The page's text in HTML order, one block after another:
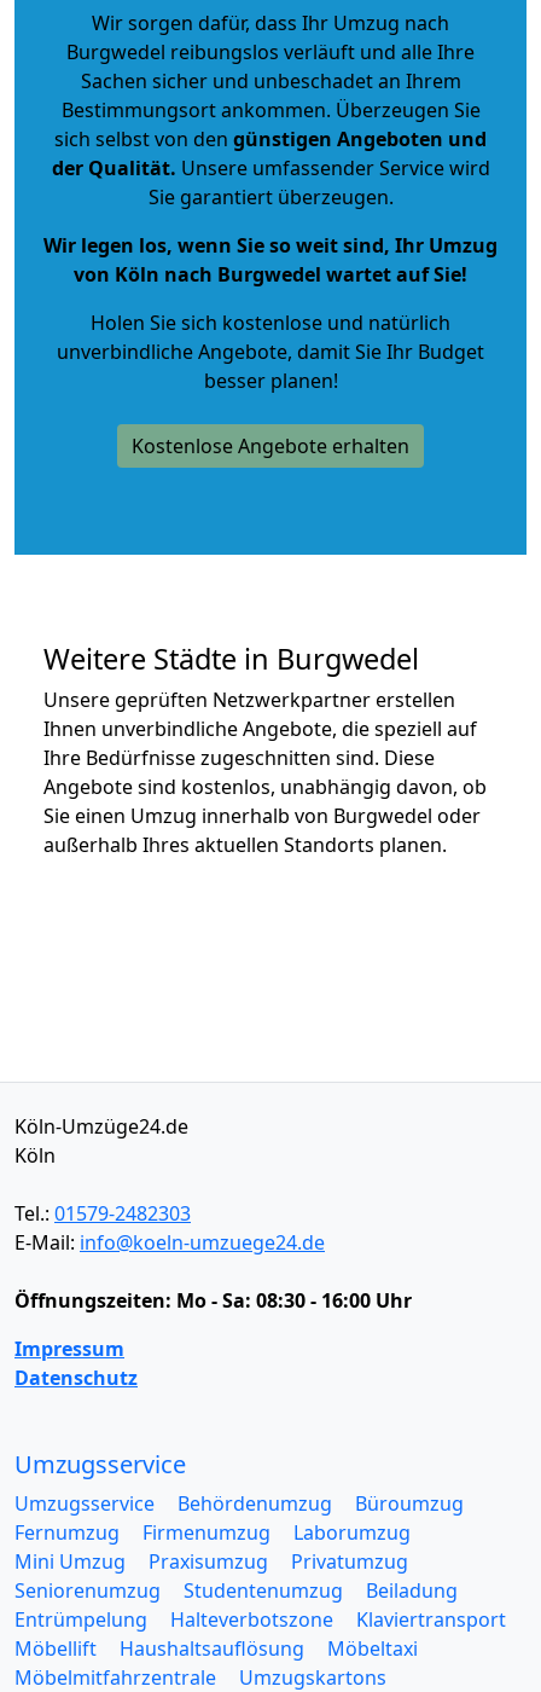
Wir sorgen dafür, dass Ihr Umzug nach
Burgwedel reibungslos verläuft und alle Ihre
Sachen sicher und unbeschadet an Ihrem
Bestimmungsort ankommen. Überzeugen Sie
sich selbst von den günstigen Angeboten und
der Qualität. Unsere umfassender Service wird
Sie garantiert überzeugen.
Wir legen los, wenn Sie so weit sind, Ihr Umzug
von Köln nach Burgwedel wartet auf Sie!
Holen Sie sich kostenlose und natürlich
unverbindliche Angebote, damit Sie Ihr Budget
besser planen!
Kostenlose Angebote erhalten
Weitere Städte in Burgwedel
Unsere geprüften Netzwerkpartner erstellen
Ihnen unverbindliche Angebote, die speziell auf
Ihre Bedürfnisse zugeschnitten sind. Diese
Angebote sind kostenlos, unabhängig davon, ob
Sie einen Umzug innerhalb von Burgwedel oder
außerhalb Ihres aktuellen Standorts planen.
Köln-Umzüge24.de
Köln
Tel.: 01579-2482303
E-Mail: info@koeln-umzuege24.de
Öffnungszeiten: Mo - Sa: 08:30 - 16:00 Uhr
Impressum
Datenschutz
Umzugsservice
Umzugsservice Behördenumzug
Büroumzug
Fernumzug
Firmenumzug
Laborumzug
Mini Umzug
Praxisumzug
Privatumzug
Seniorenumzug
Studentenumzug
Beiladung
Entrümpelung
Halteverbotszone
Klaviertransport
Möbellift
Haushaltsauflösung
Möbeltaxi
Möbelmitfahrzentrale
Umzugskartons